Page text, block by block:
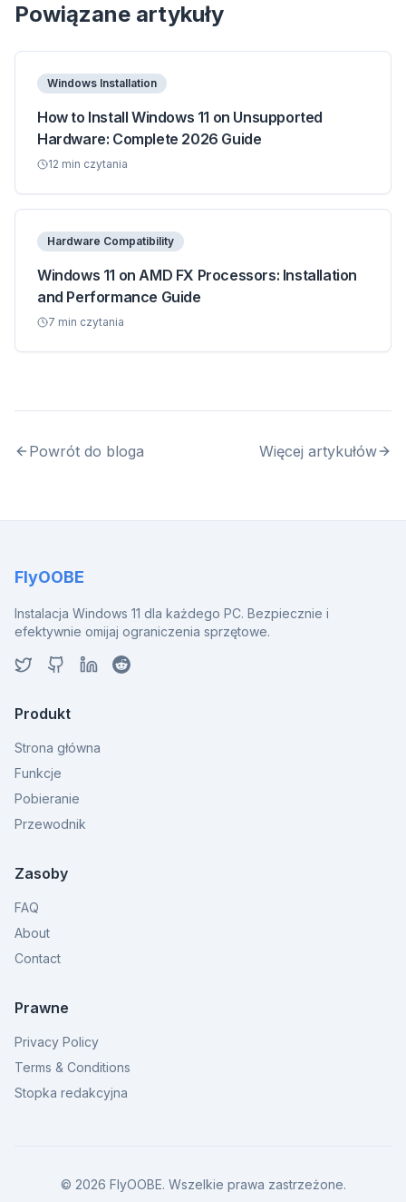
Powiązane artykuły
Windows Installation
How to Install Windows 11 on Unsupported
Hardware: Complete 2026 Guide
12 min czytania
Hardware Compatibility
Windows 11 on AMD FX Processors: Installation
and Performance Guide
7 min czytania
Powrót do bloga Więcej artykułów
FlyOOBE
Instalacja Windows 11 dla każdego PC. Bezpiecznie i
efektywnie omijaj ograniczenia sprzętowe.
Produkt
Strona główna
Funkcje
Pobieranie
Przewodnik
Zasoby
FAQ
About
Contact
Prawne
Privacy Policy
Terms & Conditions
Stopka redakcyjna
© 2026 FlyOOBE. Wszelkie prawa zastrzeżone.